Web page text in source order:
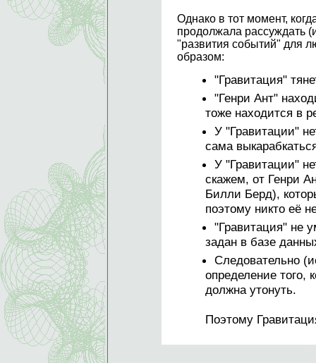
Однако в тот момент,
продолжала рассуждать
"развития событий" для
образом:
"Гравитация"
"Генри Ант"
тоже находится в
У "Гравитации"
сама
У "Гравитации"
скажем, от Генри
Билли Берд),
поэтому никто её
"Гравитация" не
задан в базе
Следовательно
определение того,
должна утонуть.
Поэтому